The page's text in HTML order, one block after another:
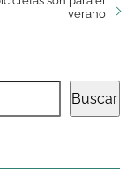
verano
Buscar